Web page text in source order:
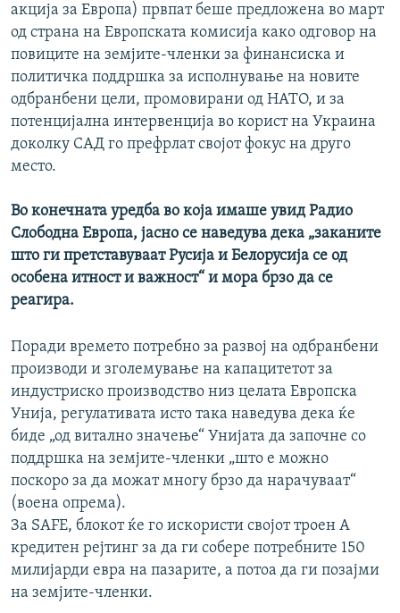
акција за Европа) првпат беше предложена во март
од страна на Европската комисија како одговор на
повиците на земјите-членки за финансиска и
политичка поддршка за исполнување на новите
одбранбени цели, промовирани од НАТО, и за
потенцијална интервенција во корист на Украина
доколку САД го префрлат својот фокус на друго
место.
Во конечната уредба во која имаше увид Радио
Слободна Европа, јасно се наведува дека „заканите
што ги претставуваат Русија и Белорусија се од
особена итност и важност“ и мора брзо да се
реагира.
Поради времето потребно за развој на одбранбени
производи и зголемување на капацитетот за
индустриско производство низ целата Европска
Унија, регулативата исто така наведува дека ќе
биде „од витално значење“ Унијата да започне со
поддршка на земјите-членки „што е можно
поскоро за да можат многу брзо да нарачуваат“
(воена опрема).
За SAFE, блокот ќе го искористи својот троен А
кредитен рејтинг за да ги собере потребните 150
милијарди евра на пазарите, а потоа да ги позајми
на земјите-членки.